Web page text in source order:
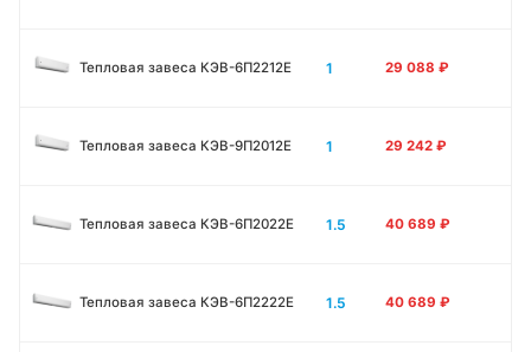
Тепловая завеса КЭВ-6П2212Е 1 29 088 ₽
Тепловая завеса КЭВ-9П2012Е 1 29 242 ₽
Тепловая завеса КЭВ-6П2022Е 1.5 40 689 ₽
Тепловая завеса КЭВ-6П2222Е 1.5 40 689 ₽